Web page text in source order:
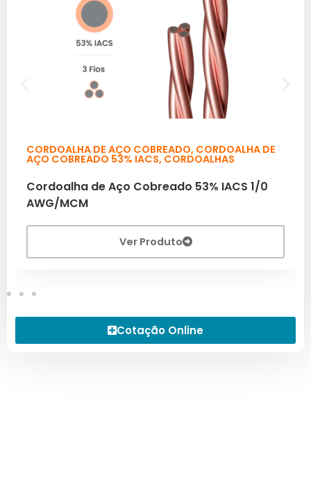
CORDOALHA DE AÇO COBREADO, CORDOALHA DE
AÇO COBREADO 53% IACS, CORDOALHAS
Cordoalha de Aço Cobreado 53% IACS 1/0
AWG/MCM
Ver Produto
Cotação Online